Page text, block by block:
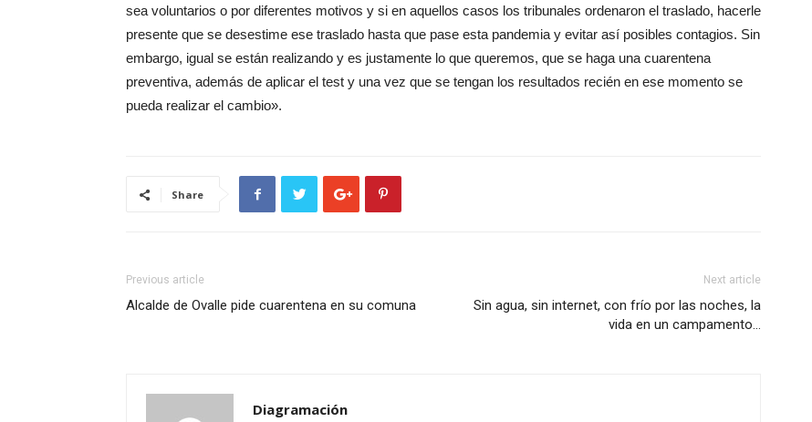
sea voluntarios o por diferentes motivos y si en aquellos casos los tribunales ordenaron el traslado, hacerle
presente que se desestime ese traslado hasta que pase esta pandemia y evitar así posibles contagios. Sin
embargo, igual se están realizando y es justamente lo que queremos, que se haga una cuarentena
preventiva, además de aplicar el test y una vez que se tengan los resultados recién en ese momento se
pueda realizar el cambio».
Share
Previous article
Alcalde de Ovalle pide cuarentena en su comuna
Next article
Sin agua, sin internet, con frío por las noches, la
vida en un campamento…
Diagramación